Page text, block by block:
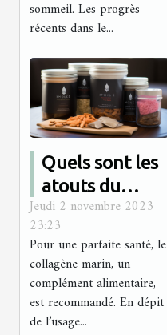
sommeil. Les progrès
récents dans le...
Quels sont les
atouts du
collagène
marin ?
Jeudi 2 novembre 2023
23:23
Pour une parfaite santé, le
collagène marin, un
complément alimentaire,
est recommandé. En dépit
de l’usage...